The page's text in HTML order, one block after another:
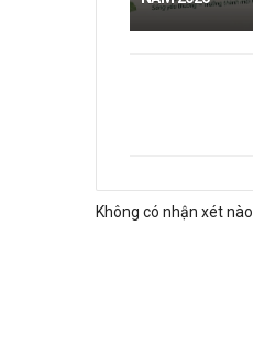
Không có nhận xét nào